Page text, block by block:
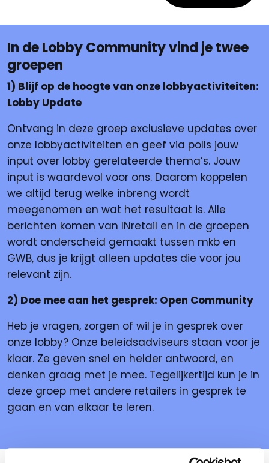
In de Lobby Community vind je twee
groepen
1) Blijf op de hoogte van onze lobbyactiviteiten:
Lobby Update
Ontvang in deze groep exclusieve updates over
onze lobbyactiviteiten en geef via polls jouw
input over lobby gerelateerde thema’s. Jouw
input is waardevol voor ons. Daarom koppelen
we altijd terug welke inbreng wordt
meegenomen en wat het resultaat is. Alle
berichten komen van INretail en in de groepen
wordt onderscheid gemaakt tussen mkb en
GWB, dus je krijgt alleen updates die voor jou
relevant zijn.
2) Doe mee aan het gesprek: Open Community
Heb je vragen, zorgen of wil je in gesprek over
onze lobby? Onze beleidsadviseurs staan voor je
klaar. Ze geven snel en helder antwoord, en
denken graag met je mee. Tegelijkertijd kun je in
deze groep met andere retailers in gesprek te
gaan en van elkaar te leren.